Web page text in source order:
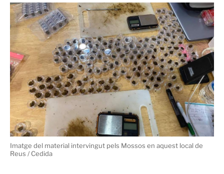
Imatge del material intervingut pels Mossos en aquest local de
Reus / Cedida